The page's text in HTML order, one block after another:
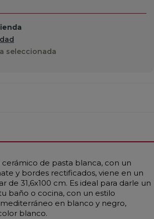
seleccionada
de pasta blanca, con un
y bordes rectificados, viene en un
de 31,6x100 cm. Es ideal para darle un
baño o cocina, con un estilo
en blanco y negro,
blanco.